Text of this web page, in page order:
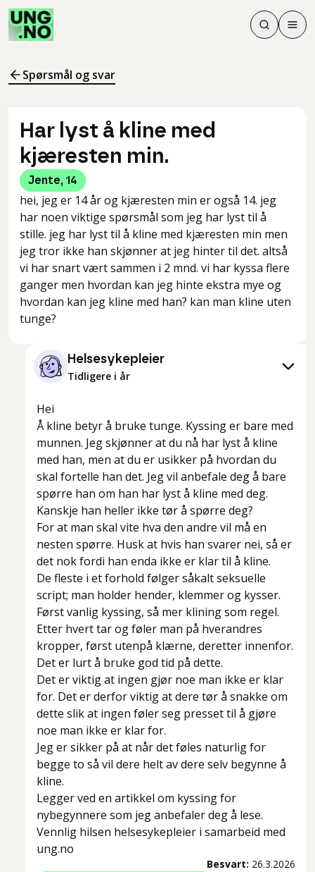
Søk
Søk
Meny
Spørsmål og svar
Har lyst å kline med
kjæresten min.
Jente, 14
hei, jeg er 14 år og kjæresten min er også 14. jeg
har noen viktige spørsmål som jeg har lyst til å
stille. jeg har lyst til å kline med kjæresten min men
jeg tror ikke han skjønner at jeg hinter til det. altså
vi har snart vært sammen i 2 mnd. vi har kyssa flere
ganger men hvordan kan jeg hinte ekstra mye og
hvordan kan jeg kline med han? kan man kline uten
tunge?
Helsesykepleier
Tidligere i år
Hei
Å kline betyr å bruke tunge. Kyssing er bare med
munnen. Jeg skjønner at du nå har lyst å kline
med han, men at du er usikker på hvordan du
skal fortelle han det. Jeg vil anbefale deg å bare
spørre han om han har lyst å kline med deg.
Kanskje han heller ikke tør å spørre deg?
For at man skal vite hva den andre vil må en
nesten spørre. Husk at hvis han svarer nei, så er
det nok fordi han enda ikke er klar til å kline.
De fleste i et forhold følger såkalt seksuelle
script; man holder hender, klemmer og kysser.
Først vanlig kyssing, så mer klining som regel.
Etter hvert tar og føler man på hverandres
kropper, først utenpå klærne, deretter innenfor.
Det er lurt å bruke god tid på dette.
Det er viktig at ingen gjør noe man ikke er klar
for. Det er derfor viktig at dere tør å snakke om
dette slik at ingen føler seg presset til å gjøre
noe man ikke er klar for.
Jeg er sikker på at når det føles naturlig for
begge to så vil dere helt av dere selv begynne å
kline.
Legger ved en artikkel om kyssing for
nybegynnere som jeg anbefaler deg å lese.
Vennlig hilsen helsesykepleier i samarbeid med
ung.no
Besvart: 26.3.2026